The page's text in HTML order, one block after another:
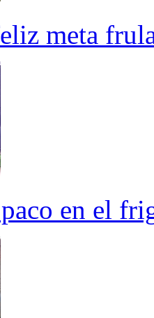
meta
en el